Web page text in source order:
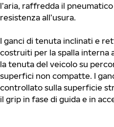
l’aria, raffredda il
resistenza all’usura.
I ganci di tenuta inclinati e
costruiti per la spalla interna
la tenuta del veicolo su
superfici non compatte. I
controllato sulla superficie
il grip in fase di guida e in